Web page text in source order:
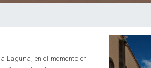
Laguna, en el momento en